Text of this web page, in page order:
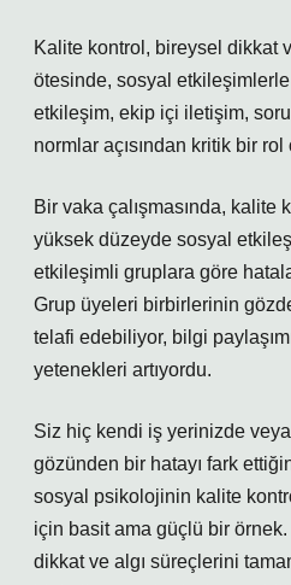
Kalite kontrol, bireysel dikkat
ötesinde, sosyal
etkileşim, ekip içi iletişim,
normlar açısından kritik bir rol
Bir vaka çalışmasında, kalite
yüksek düzeyde sosyal
etkileşimli gruplara göre
Grup üyeleri birbirlerinin
telafi edebiliyor, bilgi
yetenekleri artıyordu.
Siz hiç kendi iş yerinizde
gözünden bir hatayı fark
sosyal psikolojinin kalite
için basit ama güçlü bir
dikkat ve algı süreçlerini